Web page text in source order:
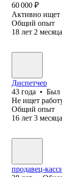
60 000 ₽
Активно ищет
Общий опыт
18 лет 2 месяца
Диспетчер
43 года • Был
Не ищет
Общий опыт
16 лет 3 месяца
продавец-